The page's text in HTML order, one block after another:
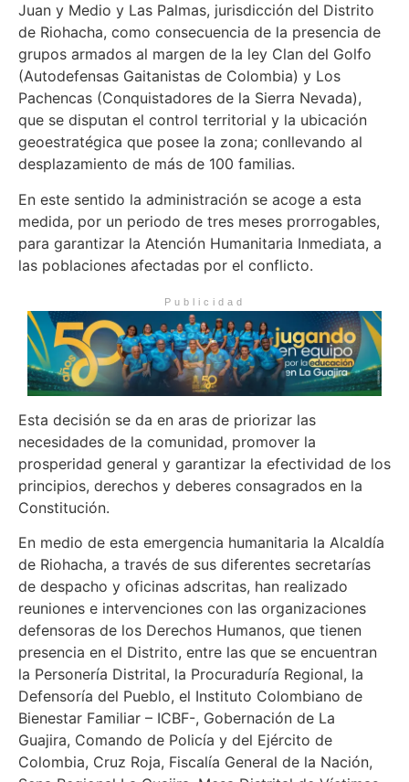
Juan y Medio y Las Palmas, jurisdicción del Distrito
de Riohacha, como consecuencia de la presencia de
grupos armados al margen de la ley Clan del Golfo
(Autodefensas Gaitanistas de Colombia) y Los
Pachencas (Conquistadores de la Sierra Nevada),
que se disputan el control territorial y la ubicación
geoestratégica que posee la zona; conllevando al
desplazamiento de más de 100 familias.
En este sentido la administración se acoge a esta
medida, por un periodo de tres meses prorrogables,
para garantizar la Atención Humanitaria Inmediata, a
las poblaciones afectadas por el conflicto.
Publicidad
Esta decisión se da en aras de priorizar las
necesidades de la comunidad, promover la
prosperidad general y garantizar la efectividad de los
principios, derechos y deberes consagrados en la
Constitución.
En medio de esta emergencia humanitaria la Alcaldía
de Riohacha, a través de sus diferentes secretarías
de despacho y oficinas adscritas, han realizado
reuniones e intervenciones con las organizaciones
defensoras de los Derechos Humanos, que tienen
presencia en el Distrito, entre las que se encuentran
la Personería Distrital, la Procuraduría Regional, la
Defensoría del Pueblo, el Instituto Colombiano de
Bienestar Familiar – ICBF-, Gobernación de La
Guajira, Comando de Policía y del Ejército de
Colombia, Cruz Roja, Fiscalía General de la Nación,